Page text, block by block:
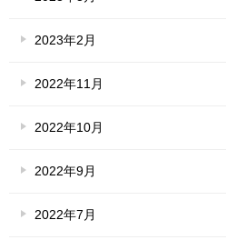
2023年2月
2022年11月
2022年10月
2022年9月
2022年7月